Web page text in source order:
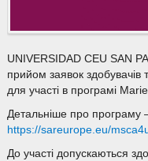
UNIVERSIDAD CEU SAN
прийом заявок здобувачів
для участі в програмі
Детальніше про програму
https://sareurope.eu/
До участі допускаються